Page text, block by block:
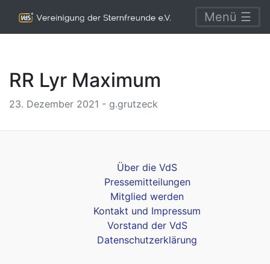
Menü ☰
RR Lyr Maximum
23. Dezember 2021 - g.grutzeck
Über die VdS
Pressemitteilungen
Mitglied werden
Kontakt und Impressum
Vorstand der VdS
Datenschutzerklärung